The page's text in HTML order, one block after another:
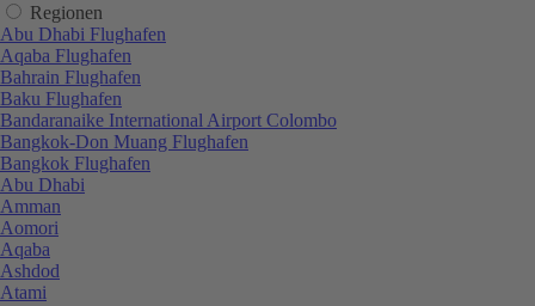
Regionen
Abu Dhabi Flughafen
Aqaba Flughafen
Bahrain Flughafen
Baku Flughafen
Bandaranaike International Airport Colombo
Bangkok-Don Muang Flughafen
Bangkok Flughafen
Abu Dhabi
Amman
Aomori
Aqaba
Ashdod
Atami